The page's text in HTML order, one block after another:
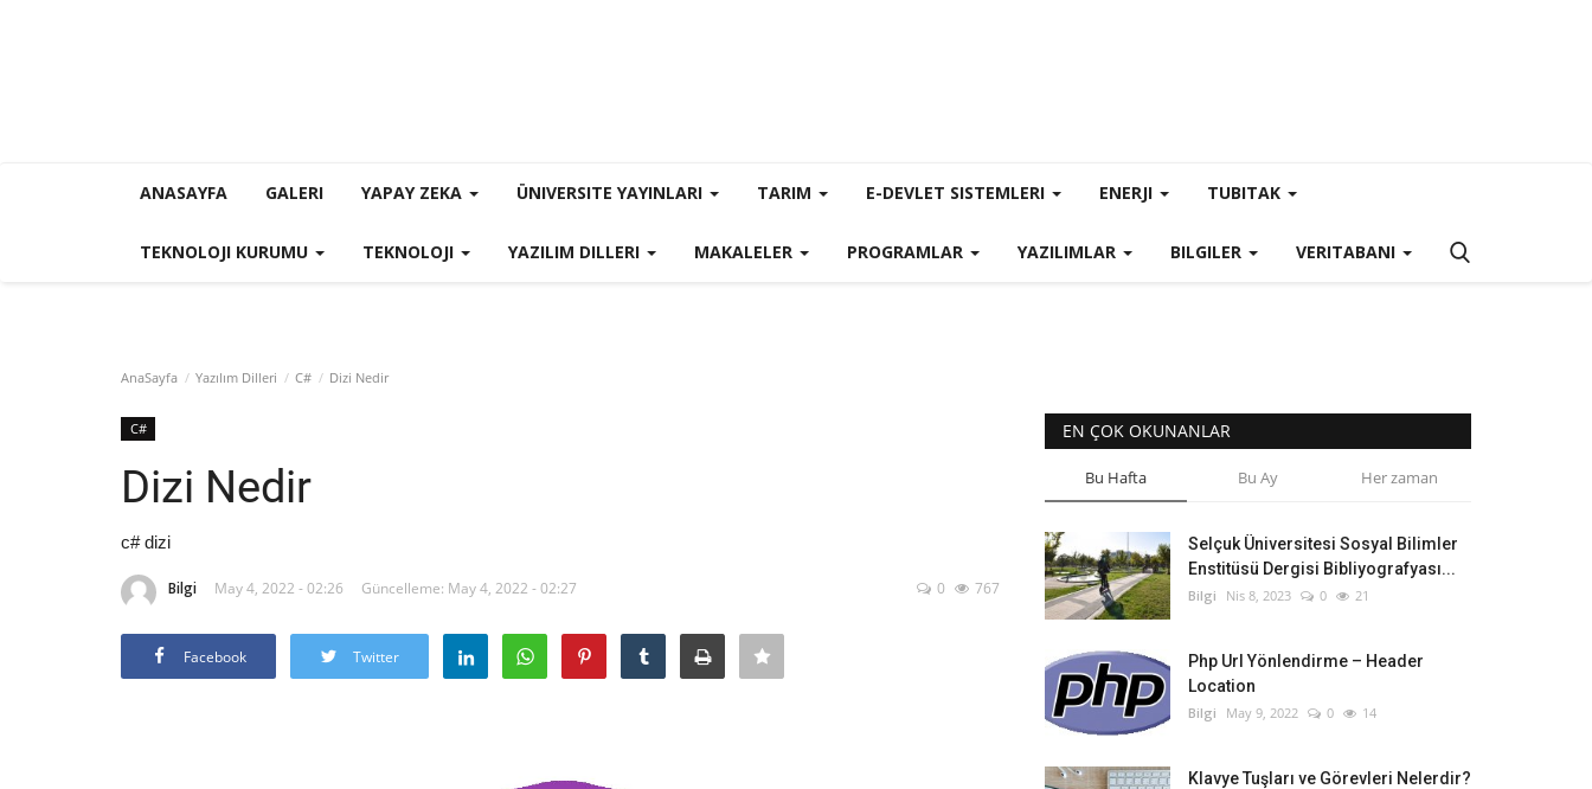
ANASAYFA GALERI YAPAY ZEKA ÜNIVERSITE YAYINLARI TARIM E-DEVLET SISTEMLERI ENERJI TUBITAK
TEKNOLOJI KURUMU TEKNOLOJI YAZILIM DILLERI MAKALELER PROGRAMLAR YAZILIMLAR BILGILER VERITABANI
AnaSayfa Yazılım Dilleri C# Dizi Nedir
C#
Dizi Nedir
c# dizi
Bilgi May 4, 2022 - 02:26 Güncelleme: May 4, 2022 - 02:27 0 767
Facebook Twitter
EN ÇOK OKUNANLAR
Bu Hafta Bu Ay Her zaman
Selçuk Üniversitesi Sosyal Bilimler
Enstitüsü Dergisi Bibliyografyası...
Bilgi Nis 8, 2023 0 21
Php Url Yönlendirme – Header
Location
Bilgi May 9, 2022 0 14
Klavye Tuşları ve Görevleri Nelerdir?